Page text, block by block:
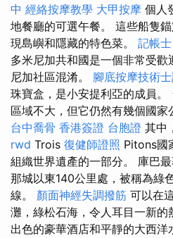
中 經絡按摩教學 大甲按摩 個人
地餐廳的可選午餐。 這些船隻
現島嶼和隱藏的特色菜。 記帳
多米尼加共和國是一個非常受
尼加社區混淆。 腳底按摩技術
珠寶盒，是小安提利亞的成員。
區域不大，但它仍然有幾個國家
台中喬骨 香港簽證 台胞證 其中
rwd Trois 復健師證照 Pitons國
組織世界遺產的一部分。 庫巴
那城以東140公里處，被稱為綠
線。 顏面神經失調撥筋 可以在
灘，綠松石海，令人耳目一新的
出色的豪華酒店和平靜的大西洋